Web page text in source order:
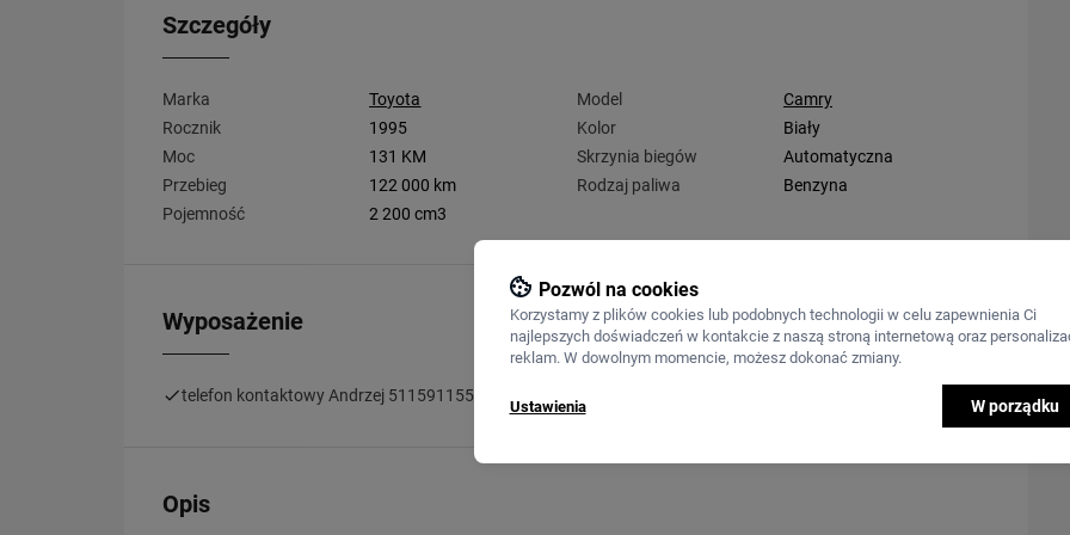
Szczegóły
Marka Toyota Model
Camry
Rocznik
1995 Kolor
Biały
Moc
131 KM Skrzynia biegów
Automatyczna
Przebieg
122 000 km Rodzaj paliwa
Benzyna
Pojemność
2 200 cm3
Wyposażenie
telefon kontaktowy Andrzej 511591155 , odpowiem na wszelkie pytania .
Opis
Pozwól na cookies
Korzystamy z plików cookies lub podobnych technologii w celu zapewnienia Ci
najlepszych doświadczeń w kontakcie z naszą stroną internetową oraz
reklam. W dowolnym momencie, możesz dokonać zmiany.
Ustawienia W porządku